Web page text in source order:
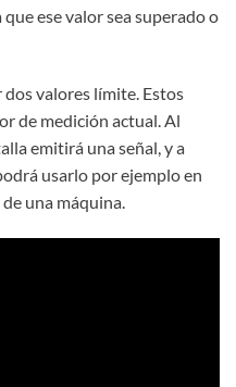
ese valor sea superado o
valores límite. Estos
de medición actual. Al
emitirá una señal, y a
usarlo por ejemplo en
una máquina.